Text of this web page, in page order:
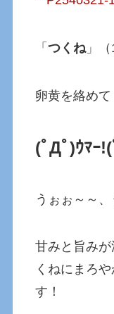
「つくね」（
卵黄を絡めて
(ﾟДﾟ)ｳﾏｰ
うぉぉ～～、
甘みと旨み
くねにまろ
す！